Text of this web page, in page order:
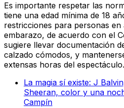
Es importante respetar las
tiene una edad mínima de 18
restricciones para personas en
embarazo, de acuerdo con el
sugiere llevar documentación
calzado cómodos, y
extensas horas del espectáculo.
La magia sí existe: J
Sheeran, color y una
Campín